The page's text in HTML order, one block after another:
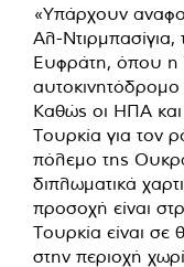
«Υπάρχουν
Αλ-
Ευφράτη, όπου η
Καθώς οι ΗΠΑ
Τουρκία για τον
πόλεμο της
διπλωματικά
προσοχή είναι
Τουρκία είναι σε
στην περιοχή